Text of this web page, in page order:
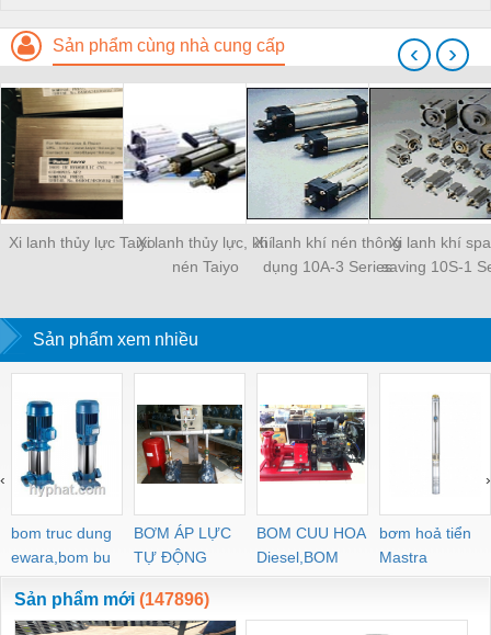
Sản phẩm cùng nhà cung cấp
Xi lanh thủy lực TaiyoXi lanh thủy lực, khí
nén Taiyo
Xi lanh khí nén thông
dụng 10A-3 Series
Xi lanh khí
saving 10S-1
‹ ›
Sản phẩm xem nhiều
bom truc dung
ewara,bom bu
ewara
BƠM ÁP LỰC
TỰ ĐỘNG
BOM CUU HOA
Diesel,BOM
CHUA CHAY
bơm hoả tiển
Mastra
‹ ›
Sản phẩm mới (147896)